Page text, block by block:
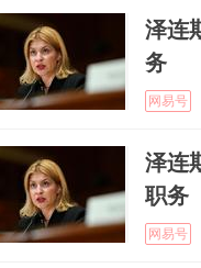
泽连
务
网易号
泽连
职务
网易号